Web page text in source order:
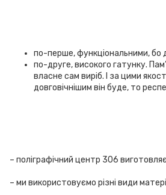
по-перше, функціональними, бо
по-друге, високого гатунку.
власне сам виріб. І за цими
довговічнішим він буде, то
– поліграфічний центр 306
– ми використовуємо різні види